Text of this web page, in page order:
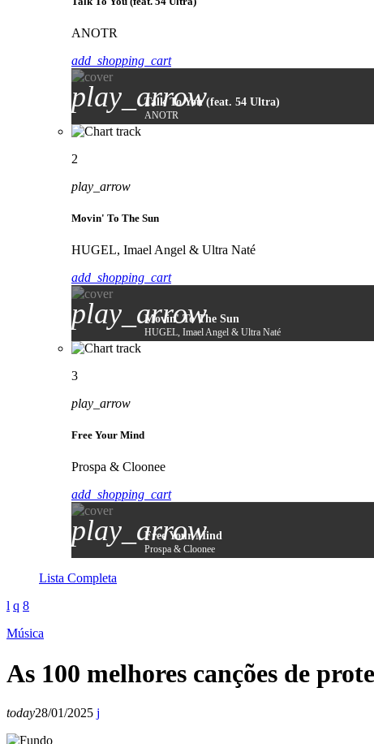
ANOTR
add_shopping_cart
play_arrowTalk To You (feat. 54 Ultra)
ANOTR
2
play_arrow
Movin' To The Sun
HUGEL, Imael Angel & Ultra Naté
add_shopping_cart
play_arrow
Movin' To The Sun
HUGEL, Imael Angel & Ultra Naté
3
play_arrow
Free Your Mind
Prospa & Cloonee
add_shopping_cart
play_arrow
Free Your Mind
Prospa & Cloonee
Lista Completa
Música
As 100 melhores canções de
today28/01/2025